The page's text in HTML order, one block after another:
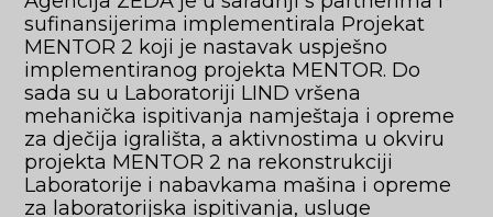
sufinansijerima implementirala Projekat
MENTOR 2 koji je nastavak uspješno
implementiranog projekta MENTOR. Do
sada su u Laboratoriji LIND vršena
mehanička ispitivanja namještaja i opreme
za dječija igrališta, a aktivnostima u okviru
projekta MENTOR 2 na rekonstrukciji
Laboratorije i nabavkama mašina i opreme
za laboratorijska ispitivanja, usluge